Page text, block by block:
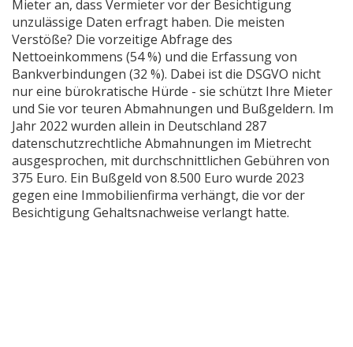
Mieter an, dass Vermieter vor der Besichtigung
unzulässige Daten erfragt haben. Die meisten
Verstöße? Die vorzeitige Abfrage des
Nettoeinkommens (54 %) und die Erfassung von
Bankverbindungen (32 %). Dabei ist die DSGVO nicht
nur eine bürokratische Hürde - sie schützt Ihre Mieter
und Sie vor teuren Abmahnungen und Bußgeldern. Im
Jahr 2022 wurden allein in Deutschland 287
datenschutzrechtliche Abmahnungen im Mietrecht
ausgesprochen, mit durchschnittlichen Gebühren von
375 Euro. Ein Bußgeld von 8.500 Euro wurde 2023
gegen eine Immobilienfirma verhängt, die vor der
Besichtigung Gehaltsnachweise verlangt hatte.